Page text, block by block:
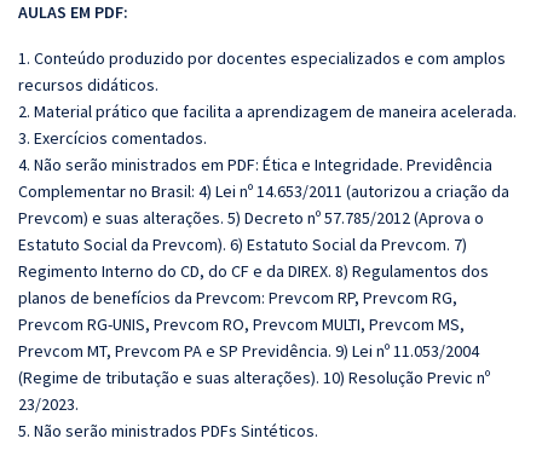
AULAS EM PDF:
1. Conteúdo produzido por docentes especializados e com amplos
recursos didáticos.
2. Material prático que facilita a aprendizagem de maneira acelerada.
3. Exercícios comentados.
4. Não serão ministrados em PDF: Ética e Integridade. Previdência
Complementar no Brasil: 4) Lei nº 14.653/2011 (autorizou a criação da
Prevcom) e suas alterações. 5) Decreto nº 57.785/2012 (Aprova o
Estatuto Social da Prevcom). 6) Estatuto Social da Prevcom. 7)
Regimento Interno do CD, do CF e da DIREX. 8) Regulamentos dos
planos de benefícios da Prevcom: Prevcom RP, Prevcom RG,
Prevcom RG‐UNIS, Prevcom RO, Prevcom MULTI, Prevcom MS,
Prevcom MT, Prevcom PA e SP Previdência. 9) Lei nº 11.053/2004
(Regime de tributação e suas alterações). 10) Resolução Previc nº
23/2023.
5. Não serão ministrados PDFs Sintéticos.